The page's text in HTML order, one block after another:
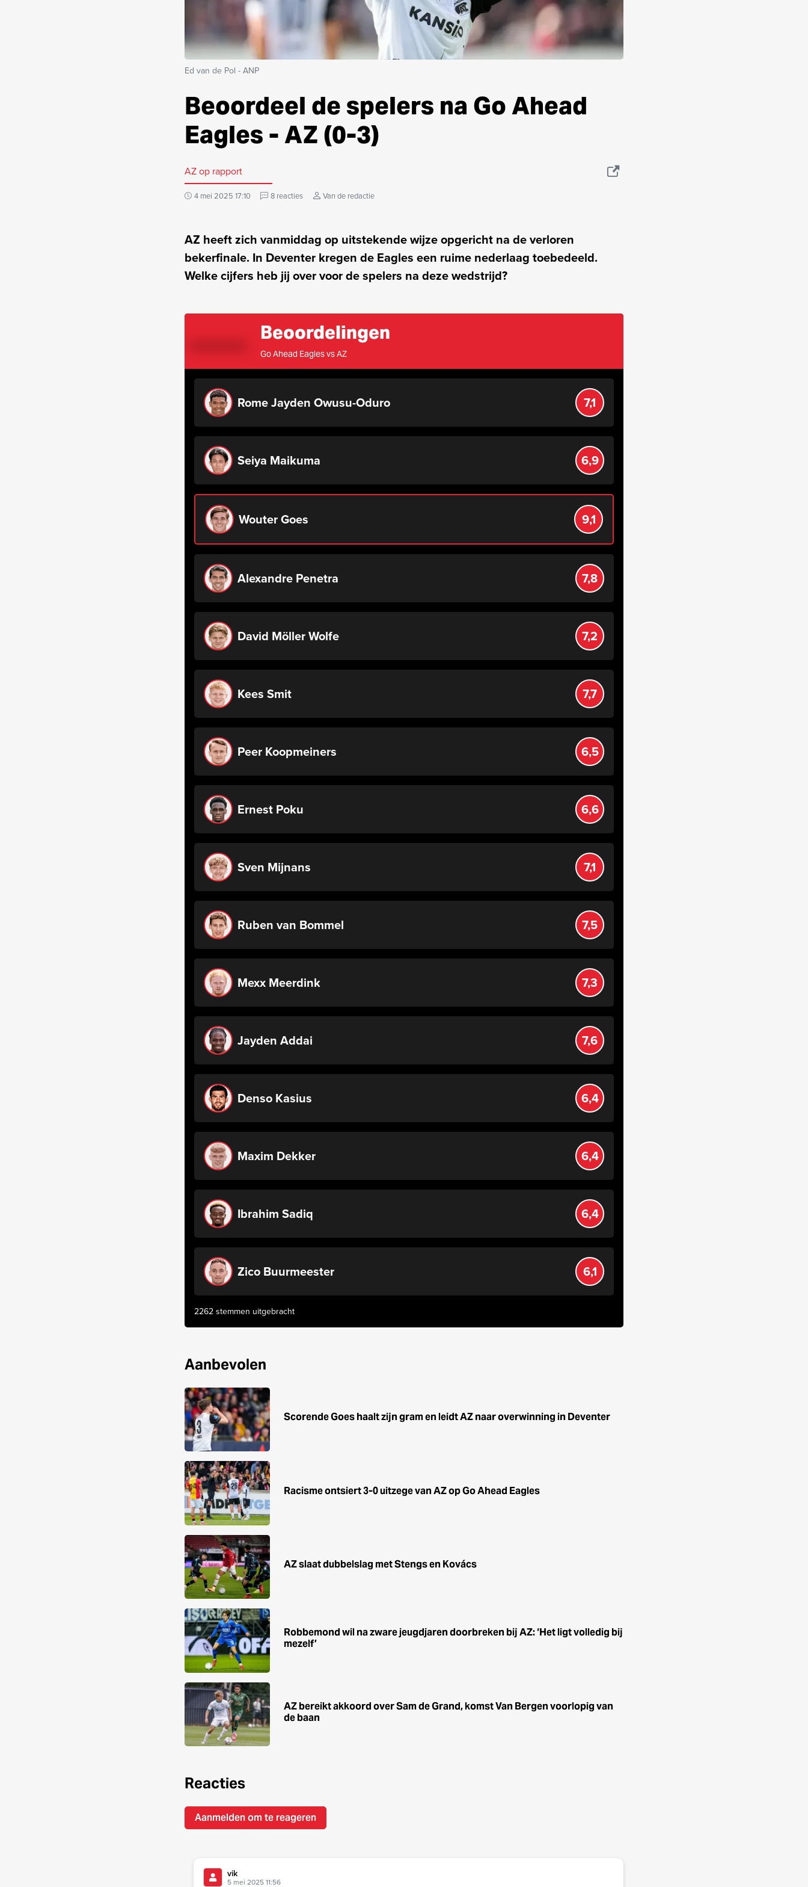
Ed van de Pol - ANP
Beoordeel de spelers na Go Ahead
Eagles - AZ (0-3)
AZ op rapport
4 mei 2025 17:10 8 reacties Van de redactie
AZ heeft zich vanmiddag op uitstekende wijze opgericht na de verloren
bekerfinale. In Deventer kregen de Eagles een ruime nederlaag toebedeeld.
Welke cijfers heb jij over voor de spelers na deze wedstrijd?
Beoordelingen
Go Ahead Eagles vs AZ
Rome Jayden Owusu-Oduro 7,1
Seiya Maikuma 6,9
Wouter Goes 9,1
Alexandre Penetra 7,8
David Möller Wolfe 7,2
Kees Smit 7,7
Peer Koopmeiners 6,5
Ernest Poku 6,6
Sven Mijnans 7,1
Ruben van Bommel 7,5
Mexx Meerdink 7,3
Jayden Addai 7,6
Denso Kasius 6,4
Maxim Dekker 6,4
Ibrahim Sadiq 6,4
Zico Buurmeester 6,1
2262 stemmen uitgebracht
Aanbevolen
Scorende Goes haalt zijn gram en leidt AZ naar overwinning in Deventer
Racisme ontsiert 3-0 uitzege van AZ op Go Ahead Eagles
AZ slaat dubbelslag met Stengs en Kovács
Robbemond wil na zware jeugdjaren doorbreken bij AZ: ‘Het ligt volledig bij
mezelf’
AZ bereikt akkoord over Sam de Grand, komst Van Bergen voorlopig van
de baan
Reacties
Aanmelden om te reageren
vik
5 mei 2025 11:56